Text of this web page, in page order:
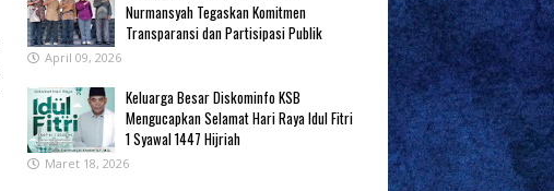
Nurmansyah Tegaskan Komitmen
Transparansi dan Partisipasi Publik
April 09, 2026
Keluarga Besar Diskominfo KSB
Mengucapkan Selamat Hari Raya Idul Fitri
1 Syawal 1447 Hijriah
Maret 18, 2026